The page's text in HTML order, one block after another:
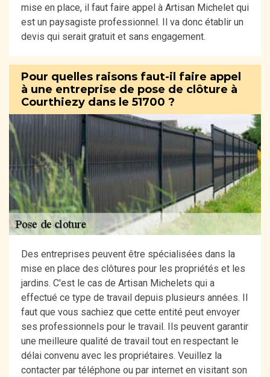
mise en place, il faut faire appel à Artisan Michelet qui
est un paysagiste professionnel. Il va donc établir un
devis qui serait gratuit et sans engagement.
Pour quelles raisons faut-il faire appel
à une entreprise de pose de clôture à
Courthiezy dans le 51700 ?
Des entreprises peuvent être spécialisées dans la
mise en place des clôtures pour les propriétés et les
jardins. C'est le cas de Artisan Michelets qui a
effectué ce type de travail depuis plusieurs années. Il
faut que vous sachiez que cette entité peut envoyer
ses professionnels pour le travail. Ils peuvent garantir
une meilleure qualité de travail tout en respectant le
délai convenu avec les propriétaires. Veuillez la
contacter par téléphone ou par internet en visitant son